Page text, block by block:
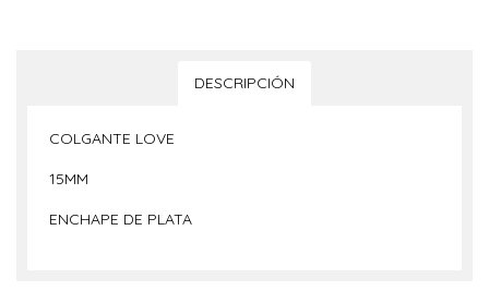
DESCRIPCIÓN
COLGANTE LOVE
15MM
ENCHAPE DE PLATA